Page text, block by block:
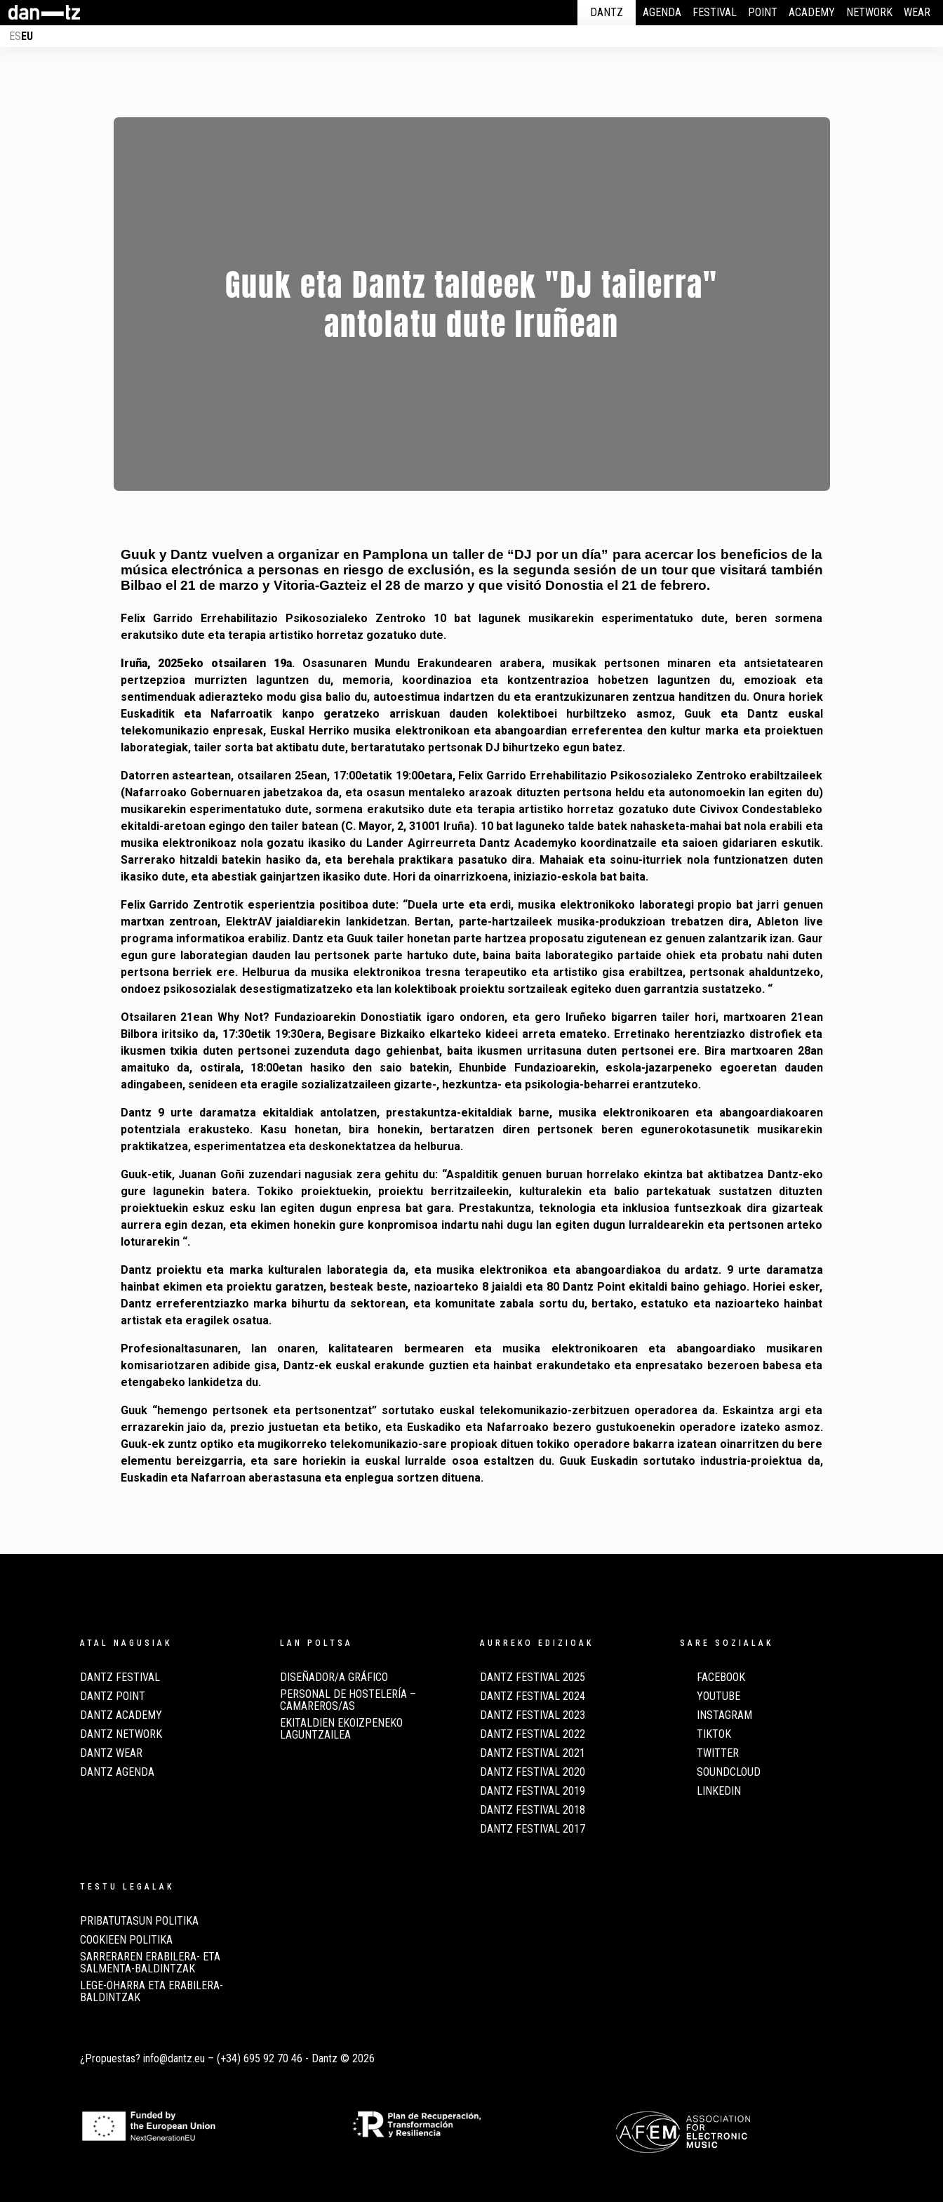
DANTZ AGENDA FESTIVAL POINT ACADEMY NETWORK
WEAR
ESEU
Guuk eta Dantz taldeek "DJ tailerra"
antolatu dute Iruñean
Guuk y Dantz vuelven a organizar en Pamplona un taller de “DJ por un día” para acercar los beneficios de la
música electrónica a personas en riesgo de exclusión, es la segunda sesión de un tour que visitará también
Bilbao el 21 de marzo y Vitoria-Gazteiz el 28 de marzo y que visitó Donostia el 21 de febrero.
Felix Garrido Errehabilitazio Psikosozialeko Zentroko 10 bat lagunek musikarekin esperimentatuko dute, beren sormena
erakutsiko dute eta terapia artistiko horretaz gozatuko dute.
Iruña, 2025eko otsailaren 19a. Osasunaren Mundu Erakundearen arabera, musikak pertsonen minaren eta antsietatearen
pertzepzioa murrizten laguntzen du, memoria, koordinazioa eta kontzentrazioa hobetzen laguntzen du, emozioak eta
sentimenduak adierazteko modu gisa balio du, autoestimua indartzen du eta erantzukizunaren zentzua handitzen du. Onura horiek
Euskaditik eta Nafarroatik kanpo geratzeko arriskuan dauden kolektiboei hurbiltzeko asmoz, Guuk eta Dantz euskal
telekomunikazio enpresak, Euskal Herriko musika elektronikoan eta abangoardian erreferentea den kultur marka eta proiektuen
laborategiak, tailer sorta bat aktibatu dute, bertaratutako pertsonak DJ bihurtzeko egun batez.
Datorren asteartean, otsailaren 25ean, 17:00etatik 19:00etara, Felix Garrido Errehabilitazio Psikosozialeko Zentroko erabiltzaileek
(Nafarroako Gobernuaren jabetzakoa da, eta osasun mentaleko arazoak dituzten pertsona heldu eta autonomoekin lan egiten du)
musikarekin esperimentatuko dute, sormena erakutsiko dute eta terapia artistiko horretaz gozatuko dute Civivox Condestableko
ekitaldi-aretoan egingo den tailer batean (C. Mayor, 2, 31001 Iruña). 10 bat laguneko talde batek nahasketa-mahai bat nola erabili eta
musika elektronikoaz nola gozatu ikasiko du Lander Agirreurreta Dantz Academyko koordinatzaile eta saioen gidariaren eskutik.
Sarrerako hitzaldi batekin hasiko da, eta berehala praktikara pasatuko dira. Mahaiak eta soinu-iturriek nola funtzionatzen duten
ikasiko dute, eta abestiak gainjartzen ikasiko dute. Hori da oinarrizkoena, iniziazio-eskola bat baita.
Felix Garrido Zentrotik esperientzia positiboa dute: “Duela urte eta erdi, musika elektronikoko laborategi propio bat jarri genuen
martxan zentroan, ElektrAV jaialdiarekin lankidetzan. Bertan, parte-hartzaileek musika-produkzioan trebatzen dira, Ableton live
programa informatikoa erabiliz. Dantz eta Guuk tailer honetan parte hartzea proposatu zigutenean ez genuen zalantzarik izan. Gaur
egun gure laborategian dauden lau pertsonek parte hartuko dute, baina baita laborategiko partaide ohiek eta probatu nahi duten
pertsona berriek ere. Helburua da musika elektronikoa tresna terapeutiko eta artistiko gisa erabiltzea, pertsonak ahalduntzeko,
ondoez psikosozialak desestigmatizatzeko eta lan kolektiboak proiektu sortzaileak egiteko duen garrantzia sustatzeko. “
Otsailaren 21ean Why Not? Fundazioarekin Donostiatik igaro ondoren, eta gero Iruñeko bigarren tailer hori, martxoaren 21ean
Bilbora iritsiko da, 17:30etik 19:30era, Begisare Bizkaiko elkarteko kideei arreta emateko. Erretinako herentziazko distrofiek eta
ikusmen txikia duten pertsonei zuzenduta dago gehienbat, baita ikusmen urritasuna duten pertsonei ere. Bira martxoaren 28an
amaituko da, ostirala, 18:00etan hasiko den saio batekin, Ehunbide Fundazioarekin, eskola-jazarpeneko egoeretan dauden
adingabeen, senideen eta eragile sozializatzaileen gizarte-, hezkuntza- eta psikologia-beharrei erantzuteko.
Dantz 9 urte daramatza ekitaldiak antolatzen, prestakuntza-ekitaldiak barne, musika elektronikoaren eta abangoardiakoaren
potentziala erakusteko. Kasu honetan, bira honekin, bertaratzen diren pertsonek beren egunerokotasunetik musikarekin
praktikatzea, esperimentatzea eta deskonektatzea da helburua.
Guuk-etik, Juanan Goñi zuzendari nagusiak zera gehitu du: “Aspalditik genuen buruan horrelako ekintza bat aktibatzea Dantz-eko
gure lagunekin batera. Tokiko proiektuekin, proiektu berritzaileekin, kulturalekin eta balio partekatuak sustatzen dituzten
proiektuekin eskuz esku lan egiten dugun enpresa bat gara. Prestakuntza, teknologia eta inklusioa funtsezkoak dira gizarteak
aurrera egin dezan, eta ekimen honekin gure konpromisoa indartu nahi dugu lan egiten dugun lurraldearekin eta pertsonen arteko
loturarekin “.
Dantz proiektu eta marka kulturalen laborategia da, eta musika elektronikoa eta abangoardiakoa du ardatz. 9 urte daramatza
hainbat ekimen eta proiektu garatzen, besteak beste, nazioarteko 8 jaialdi eta 80 Dantz Point ekitaldi baino gehiago. Horiei esker,
Dantz erreferentziazko marka bihurtu da sektorean, eta komunitate zabala sortu du, bertako, estatuko eta nazioarteko hainbat
artistak eta eragilek osatua.
Profesionaltasunaren, lan onaren, kalitatearen bermearen eta musika elektronikoaren eta abangoardiako musikaren
komisariotzaren adibide gisa, Dantz-ek euskal erakunde guztien eta hainbat erakundetako eta enpresatako bezeroen babesa eta
etengabeko lankidetza du.
Guuk “hemengo pertsonek eta pertsonentzat” sortutako euskal telekomunikazio-zerbitzuen operadorea da. Eskaintza argi eta
errazarekin jaio da, prezio justuetan eta betiko, eta Euskadiko eta Nafarroako bezero gustukoenekin operadore izateko asmoz.
Guuk-ek zuntz optiko eta mugikorreko telekomunikazio-sare propioak dituen tokiko operadore bakarra izatean oinarritzen du bere
elementu bereizgarria, eta sare horiekin ia euskal lurralde osoa estaltzen du. Guuk Euskadin sortutako industria-proiektua da,
Euskadin eta Nafarroan aberastasuna eta enplegua sortzen dituena.
ATAL NAGUSIAK
DANTZ FESTIVAL
DANTZ POINT
DANTZ ACADEMY
DANTZ NETWORK
DANTZ WEAR
DANTZ AGENDA
LAN POLTSA
DISEÑADOR/A GRÁFICO
PERSONAL DE HOSTELERÍA –
CAMAREROS/AS
EKITALDIEN EKOIZPENEKO
LAGUNTZAILEA
AURREKO EDIZIOAK
DANTZ FESTIVAL 2025
DANTZ FESTIVAL 2024
DANTZ FESTIVAL 2023
DANTZ FESTIVAL 2022
DANTZ FESTIVAL 2021
DANTZ FESTIVAL 2020
DANTZ FESTIVAL 2019
DANTZ FESTIVAL 2018
DANTZ FESTIVAL 2017
SARE SOZIALAK
FACEBOOK
YOUTUBE
INSTAGRAM
TIKTOK
TWITTER
SOUNDCLOUD
LINKEDIN
TESTU LEGALAK
PRIBATUTASUN POLITIKA
COOKIEEN POLITIKA
SARRERAREN ERABILERA- ETA
SALMENTA-BALDINTZAK
LEGE-OHARRA ETA ERABILERA-
BALDINTZAK
¿Propuestas? info@dantz.eu – (+34) 695 92 70 46 - Dantz © 2026